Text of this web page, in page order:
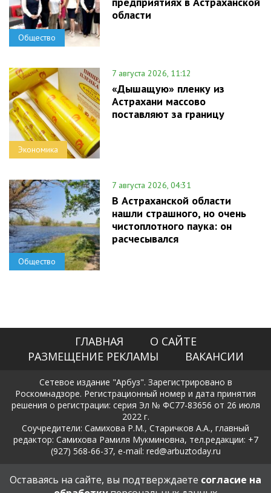
Общество
области
Экономика
7 августа 2026, 11:12
«Дышащую» пленку из
Астрахани массово
поставляют за границу
Общество
7 августа 2026, 04:31
В Астраханской области
нашли страшного, но очень
чистоплотного паука: он
расчесывался
ГЛАВНАЯ
О САЙТЕ
РАЗМЕЩЕНИЕ РЕКЛАМЫ
ВАКАНСИИ
Сетевое издание "Арбуз". Зарегистрировано в
Роскомнадзоре. Регистрационный номер и дата принятия
решения о регистрации: серия Эл № ФС77-83656 от 26 июля
2022 г.
Соучредители: Самихова Р.М., Старичков А.А., главный
редактор: Самихова Рамиля Мукминовна, тел.редакции: +7
(927) 568-66-37, e-mail: red@arbuztoday.ru
Политика в отношении обработки и защиты персональных
данных
Оставаясь на сайте, вы подтверждаете согласие на